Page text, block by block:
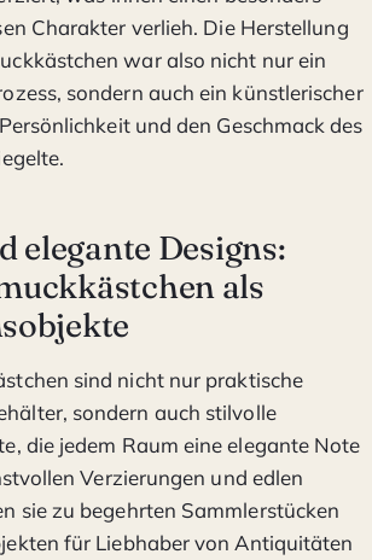
Charakter verlieh. Die Herstellung
war also nicht nur ein
sondern auch ein künstlerischer
und den Geschmack des
elegante Designs:
als
sind nicht nur praktische
sondern auch stilvolle
die jedem Raum eine elegante Note
Verzierungen und edlen
sie zu begehrten Sammlerstücken
für Liebhaber von Antiquitäten